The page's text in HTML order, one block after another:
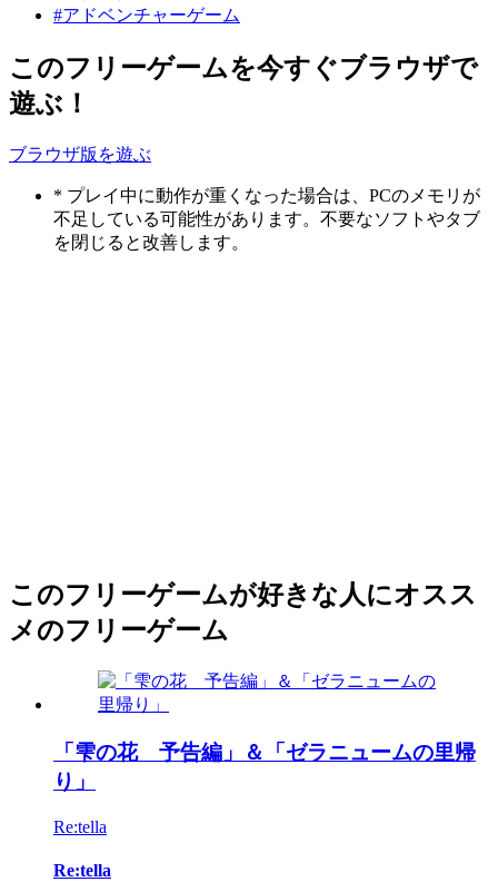
#アドベンチャーゲーム
このフリーゲームを今すぐブラウザで
遊ぶ！
ブラウザ版を遊ぶ
* プレイ中に動作が重くなった場合は、PCのメモリが
不足している可能性があります。不要なソフトやタブ
を閉じると改善します。
このフリーゲームが好きな人にオスス
メのフリーゲーム
「雫の花 予告編」＆「ゼラニュームの里帰
り」
Re:tella
Re:tella